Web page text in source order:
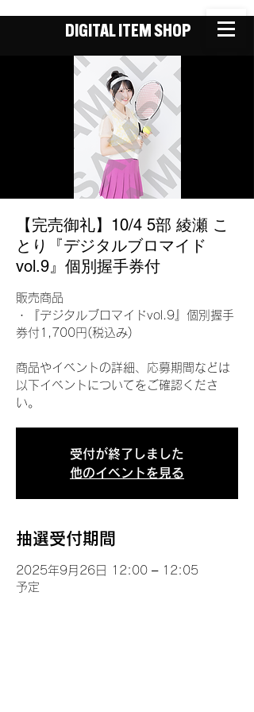
DIGITAL ITEM SHOP
【完売御礼】10/4 5部 綾瀬 こ
とり『デジタルブロマイド
vol.9』個別握手券付
販売商品
・『デジタルブロマイドvol.9』個別握手
券付1,700円(税込み)
商品やイベントの詳細、応募期間などは
以下イベントについてをご確認くださ
い。
受付が終了しました
他のイベントを見る
抽選受付期間
2025年9月26日 12:00 – 12:05
予定